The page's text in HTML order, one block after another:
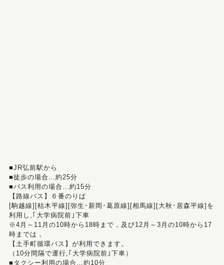
■JR弘前駅から
■徒歩の場合…約25分
■バス利用の場合…約15分
【路線バス】６番のりば
[駒越線][枯木平線][弥生･新岡･葛原線][相馬線][大秋･居森平線]を
利用し,｢大学病院前｣下車
※4月～11月の10時から18時まで，及び12月～3月の10時から17
時までは，
【土手町循環バス】が利用できます。
（10分間隔で運行,｢大学病院前｣下車）
■タクシー利用の場合…約10分